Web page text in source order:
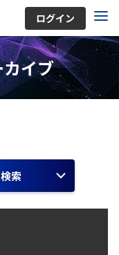
ログイン
イブ
索